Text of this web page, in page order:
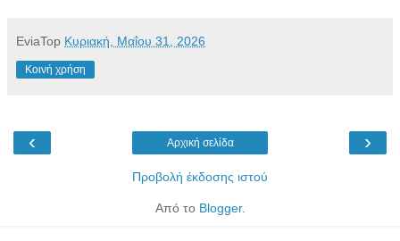
EviaTop Κυριακή, Μαΐου 31, 2026
Κοινή χρήση
‹ ›
Αρχική σελίδα
Προβολή έκδοσης ιστού
Από το Blogger.